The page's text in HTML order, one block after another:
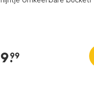
9.
99